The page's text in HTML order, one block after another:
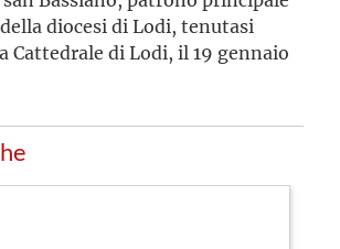
diocesi di Lodi, tenutasi
Cattedrale di Lodi, il 19 gennaio